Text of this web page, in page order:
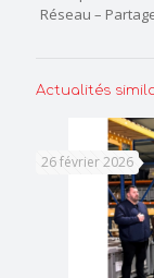
Réseau –
Actualités
26 février 2026